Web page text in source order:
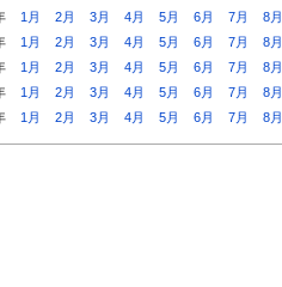
1月 2月 3月 4月 5月 6月 7月 8月
1月 2月 3月 4月 5月 6月 7月 8月
1月 2月 3月 4月 5月 6月 7月 8月
1月 2月 3月 4月 5月 6月 7月 8月
1月 2月 3月 4月 5月 6月 7月 8月